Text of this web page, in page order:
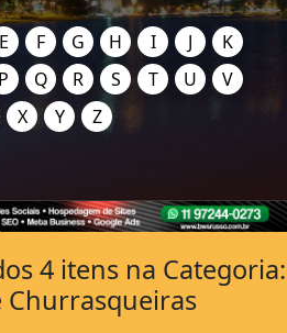
E F G H I J
K
P Q R S T U
V
X Y Z
4 itens na Categoria:
Churrasqueiras